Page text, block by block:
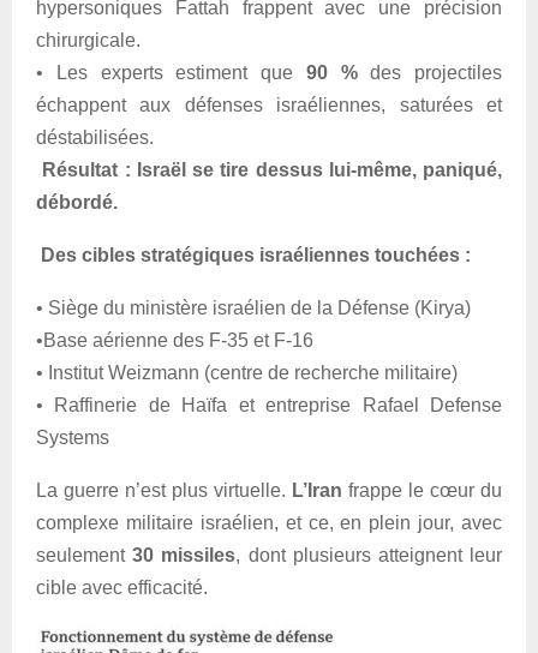
hypersoniques Fattah frappent avec une précision
chirurgicale.
• Les experts estiment que 90 %des projectiles
échappent aux défenses israéliennes, saturées et
déstabilisées.
Résultat : Israël se tire dessus lui-même, paniqué,
débordé.
Des cibles stratégiques israéliennes touchées :
• Siège du ministère israélien de la Défense (Kirya)
•Base aérienne des F-35 et F-16
• Institut Weizmann (centre de recherche militaire)
• Raffinerie de Haïfa et entreprise Rafael Defense
Systems
La guerre n’est plus virtuelle. L’Iran frappe le cœur du
complexe militaire israélien, et ce, en plein jour, avec
seulement30 missiles, dont plusieurs atteignent leur
cible avec efficacité.